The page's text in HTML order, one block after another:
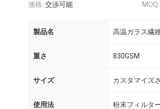
価格: 交渉可能 MOQ:
製品名 高温ガラス繊
重さ 830GSM
サイズ カスタマイズ
使用法